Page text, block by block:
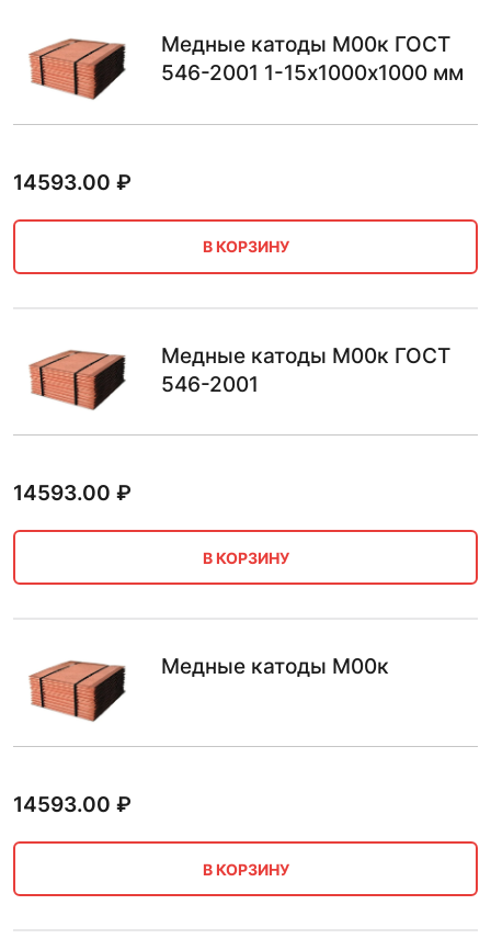
Медные катоды М00к ГОСТ
546-2001 1-15х1000х1000 мм
14593.00 ₽
В КОРЗИНУ
Медные катоды М00к ГОСТ
546-2001
14593.00 ₽
В КОРЗИНУ
Медные катоды М00к
14593.00 ₽
В КОРЗИНУ